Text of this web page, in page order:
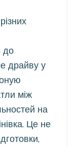
до
драйву у
між
на
Це не